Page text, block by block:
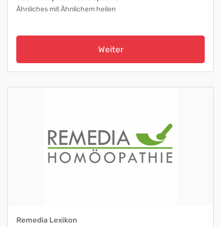
Ähnliches mit Ähnlichem heilen
Weiter
Remedia Lexikon